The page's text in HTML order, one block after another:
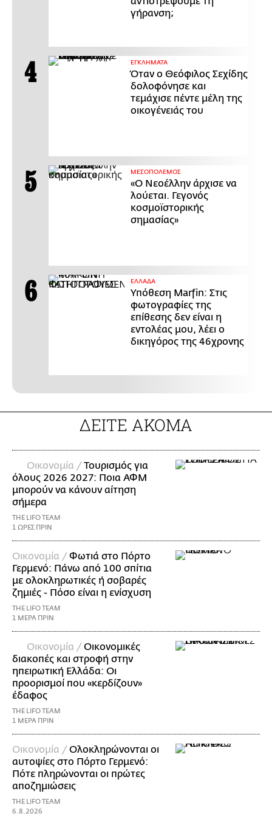
γήρανση;
ΕΓΚΛΗΜΑΤΑ
Όταν ο Θεόφιλος Σεχίδης
δολοφόνησε και
τεμάχισε πέντε μέλη της
οικογένειάς του
ΜΕΣΟΠΟΛΕΜΟΣ
«Ο Νεοέλλην άρχισε να
λούεται. Γεγονός
κοσμοϊστορικής
σημασίας»
ΕΛΛΑΔΑ
Υπόθεση Marfin: Στις
φωτογραφίες της
επίθεσης δεν είναι η
εντολέας μου, λέει ο
δικηγόρος της 46χρονης
ΔΕΙΤΕ ΑΚΟΜΑ
Οικονομία / Τουρισμός για
όλους 2026 2027: Ποια ΑΦΜ
μπορούν να κάνουν αίτηση
σήμερα
THE LIFO TEAM
1 ΩΡΕΣ ΠΡΙΝ
Οικονομία / Φωτιά στο Πόρτο
Γερμενό: Πάνω από 100 σπίτια
με ολοκληρωτικές ή σοβαρές
ζημιές - Πόσο είναι η ενίσχυση
THE LIFO TEAM
1 ΜΕΡΑ ΠΡΙΝ
Οικονομία / Οικονομικές
διακοπές και στροφή στην
ηπειρωτική Ελλάδα: Οι
προορισμοί που «κερδίζουν»
έδαφος
THE LIFO TEAM
1 ΜΕΡΑ ΠΡΙΝ
Οικονομία / Ολοκληρώνονται οι
αυτοψίες στο Πόρτο Γερμενό:
Πότε πληρώνονται οι πρώτες
αποζημιώσεις
THE LIFO TEAM
6.8.2026